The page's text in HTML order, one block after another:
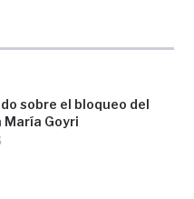
sobre el bloqueo del
Goyri